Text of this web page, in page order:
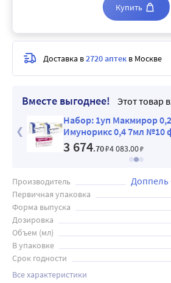
Вместе выгоднее!
Этот товар
Набор: 1уп Макмирор
Имунорикс 0,4 7мл №10
10%
3 674.70₽4 083.00₽
Производитель Доппель
Первичная упаковка
Форма выпуска
Дозировка
Объем (мл)
В упаковке
Срок годности
Все характеристики
Купить
Доставка в2720 аптек в Москве